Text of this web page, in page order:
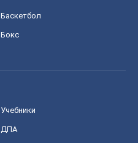
Баскетбол
Бокс
Учебники
ДПА